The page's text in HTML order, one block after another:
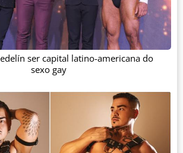
ser capital latino-americana do
sexo gay